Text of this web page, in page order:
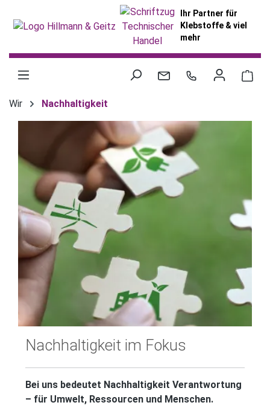
Ihr Partner für
Klebstoffe & viel
mehr
Wir Nachhaltigkeit
Nachhaltigkeit im Fokus
Bei uns bedeutet Nachhaltigkeit Verantwortung
– für Umwelt, Ressourcen und Menschen.